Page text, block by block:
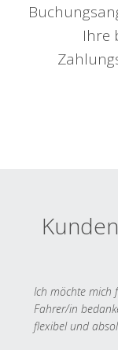
Ihre
Ich möchte mich
Fahrer/in
flexibel und